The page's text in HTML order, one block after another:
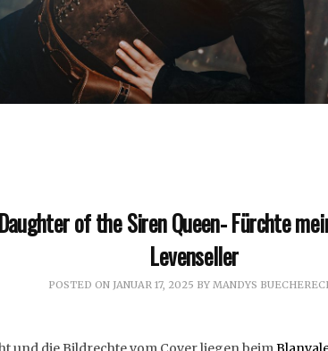
of the Siren Queen- Fürchte
Levenseller
POSTED ON JANUAR 17, 2025 BY MANDYS